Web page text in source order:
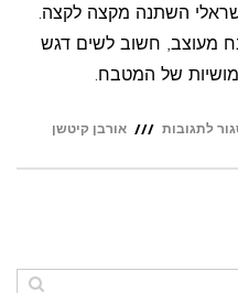
השתנה מקצה לקצה.
מעוצב, חשוב לשים דגש
של המטבח.
לתגובות על אורבן קיטשן